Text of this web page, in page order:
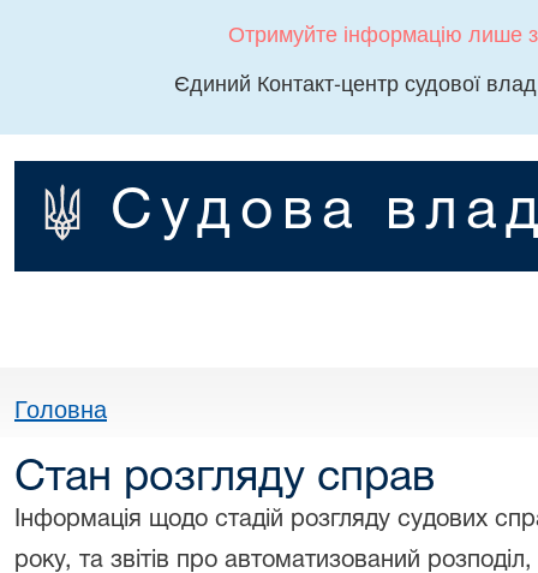
Отримуйте інформацію лише
Єдиний Контакт-центр судової
Судова
Головна
Стан розгляду справ
Інформація щодо стадій розгляду судових
року, та звітів про автоматизований